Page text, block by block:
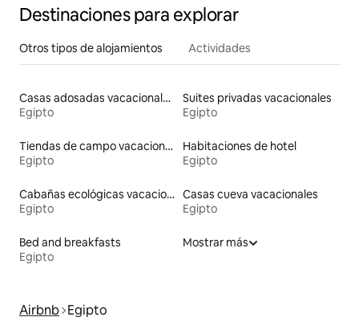
Destinaciones para explorar
Otros tipos de alojamientos Actividades
Casas adosadas vacacionales
Egipto
Suites privadas vacacionales
Egipto
Tiendas de campo vacacionales
Egipto
Habitaciones de hotel
Egipto
Cabañas ecológicas vacacionales
Egipto
Casas cueva vacacionales
Egipto
Bed and breakfasts
Egipto
Mostrar más
Airbnb Egipto